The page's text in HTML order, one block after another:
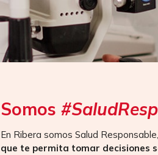
Somos
En Ribera somos Salud
que te permita tomar decisiones